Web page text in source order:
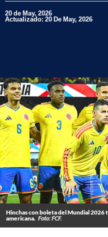
20 de May, 2026
Actualizado: 20 De May, 2026
Hinchas con boleta del Mundial 2026
americana. Foto: FCF.